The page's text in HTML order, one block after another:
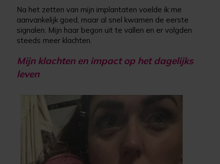
Na het zetten van mijn implantaten voelde ik me
aanvankelijk goed, maar al snel kwamen de eerste
signalen. Mijn haar begon uit te vallen en er volgden
steeds meer klachten.
Mijn klachten en impact op het dagelijks
leven